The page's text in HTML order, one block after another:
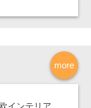
more
インテリア